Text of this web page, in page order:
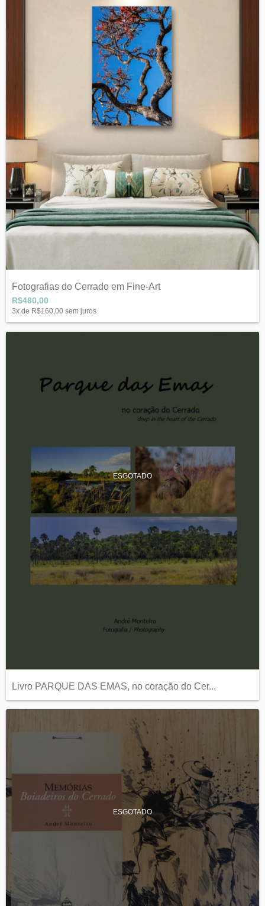
Fotografias do Cerrado em Fine-Art
R$480,00
3x de R$160,00 sem juros
ESGOTADO
Livro PARQUE DAS EMAS, no coração do Cer...
ESGOTADO